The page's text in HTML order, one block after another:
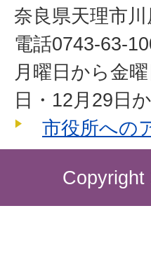
奈良県天理市
電話0743-63-
月曜日から金
日・12月29日
市役所への
Copyright